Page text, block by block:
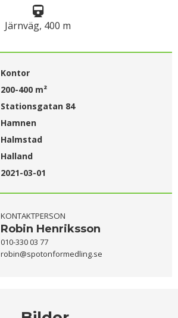
Järnväg, 400 m
Kontor
200-400 m²
Stationsgatan 84
Hamnen
Halmstad
Halland
2021-03-01
KONTAKTPERSON
Robin Henriksson
010-330 03 77
robin@spotonformedling.se